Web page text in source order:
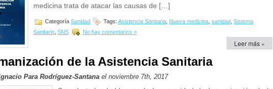
medicina trata de atacar las causas de […]
Categoría Sanidad Tags: Asistencia Sanitaria Nueva medicina sanidad Sistema
Sanitario SNS No hay comentarios »
Leer más »
de la Asistencia Sanitaria
Para Rodríguez-Santana el noviembre 7th, 2017